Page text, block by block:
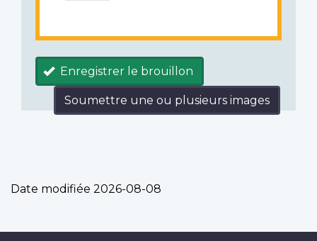
Enregistrer le brouillon
Soumettre une ou plusieurs images
Date modifiée 2026-08-08